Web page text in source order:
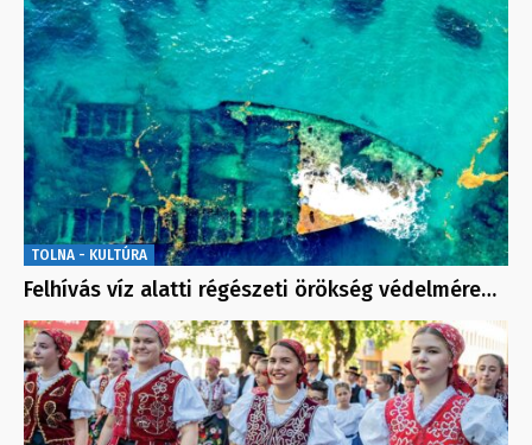
TOLNA - KULTÚRA
Felhívás víz alatti régészeti örökség védelmére…